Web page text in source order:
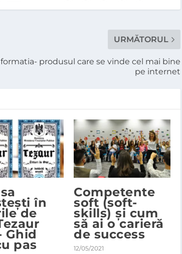
URMĂTORUL
produsul care se vinde cel mai bine
pe internet
în
de
Ghid
pas
Competente
soft (soft-
skills) și cum
să ai o carieră
de success
12/05/2021